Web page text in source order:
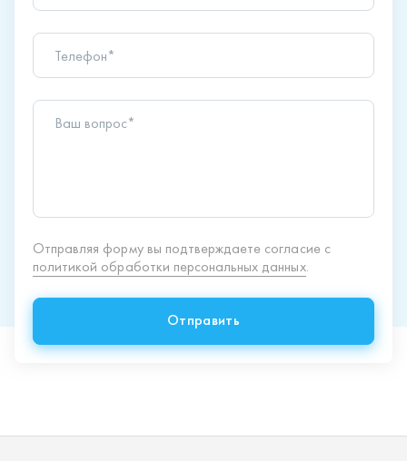
Телефон*
Ваш вопрос*
Отправляя форму вы подтверждаете согласие с
политикой обработки персональных данных
Спецпредложения